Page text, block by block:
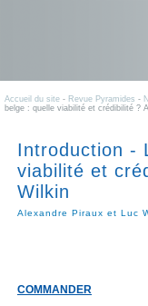
Accueil du site - Revue Pyramides -
belge : quelle viabilité et crédibilité ?
Introduction -
viabilité et
Wilkin
Alexandre Piraux et Luc
COMMANDER